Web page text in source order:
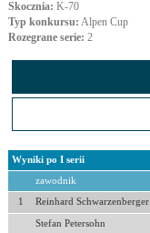
Skocznia: K-70
Typ konkursu: Alpen Cup
Rozegrane serie: 2
Wyniki po I serii
zawodnik
1 Reinhard Schwarzenberger
Stefan Petersohn